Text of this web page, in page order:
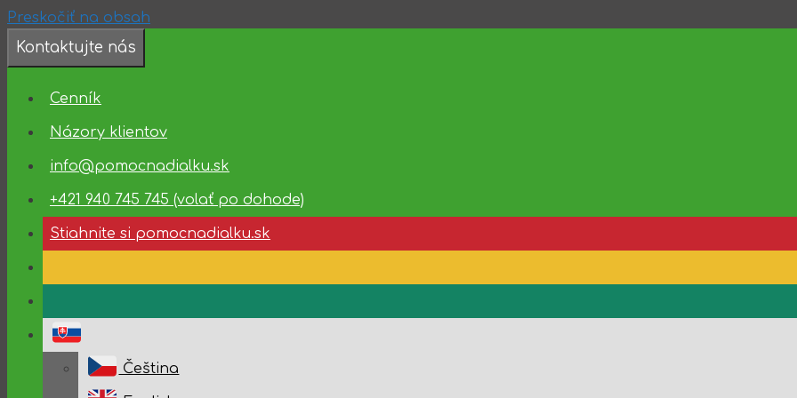
Preskočiť na obsah
technickej
podpory
10.08.2026
14.08.2026
Kontaktujte nás
Cenník
Názory klientov
info@pomocnadialku.sk
+421 940 745 745 (volať po dohode)
Stiahnite si pomocnadialku.sk
Čeština